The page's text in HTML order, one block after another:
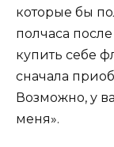
которые бы
полчаса
купить себе
сначала
Возможно, у
меня».